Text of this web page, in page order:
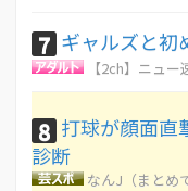
7 ギャルズと
【2ch】ニュ
8 打球が顔面直
診断
なんJ（まとめ